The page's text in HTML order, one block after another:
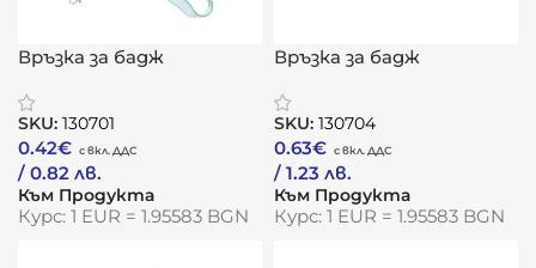
Връзка за бадж
SKU: 130701
0.42€
/ 0.82 лв.
Към Продукта
Курс: 1 EUR = 1.95583 BGN
Връзка за бадж
SKU: 130704
0.63€
/ 1.23 лв.
Към Продукта
Курс: 1 EUR = 1.95583 BGN